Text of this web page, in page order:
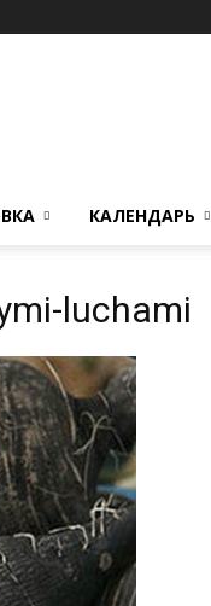
КАЛЕНДАРЬ
luchami